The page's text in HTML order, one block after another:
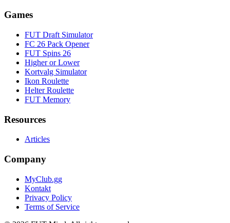
Games
FUT Draft Simulator
FC 26 Pack Opener
FUT Spins 26
Higher or Lower
Kortvalg Simulator
Ikon Roulette
Helter Roulette
FUT Memory
Resources
Articles
Company
MyClub.gg
Kontakt
Privacy Policy
Terms of Service